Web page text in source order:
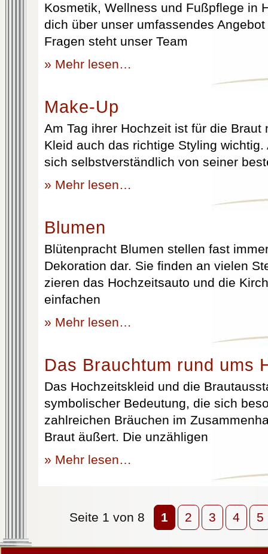
Kosmetik, Wellness und Fußpflege in
dich über unser umfassendes
Fragen steht unser Team
» Mehr lesen…
Make-Up
Am Tag ihrer Hochzeit ist für die Braut
Kleid auch das richtige Styling
sich selbstverständlich von seiner
» Mehr lesen…
Blumen
Blütenpracht Blumen stellen fast
Dekoration dar. Sie finden an vielen
zieren das Hochzeitsauto und die
einfachen
» Mehr lesen…
Das Brauchtum rund ums
Das Hochzeitskleid und die
symbolischer Bedeutung, die sich
zahlreichen Bräuchen im
Braut äußert. Die unzähligen
» Mehr lesen…
Seite 1 von 8 1 2 3 4 5